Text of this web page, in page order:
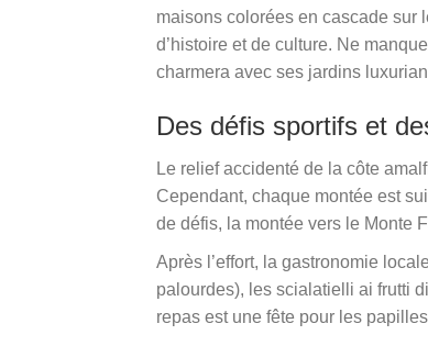
maisons colorées en cascade sur
d’histoire et de culture. Ne
charmera avec ses jardins
Des défis sportifs et
Le relief accidenté de la côte
Cependant, chaque montée est
de défis, la montée vers le Monte
Après l’effort, la gastronomie
palourdes), les scialatielli ai frutti
repas est une fête pour les